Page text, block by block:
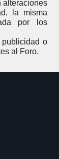
alteraciones
la misma
por los
o
al Foro.